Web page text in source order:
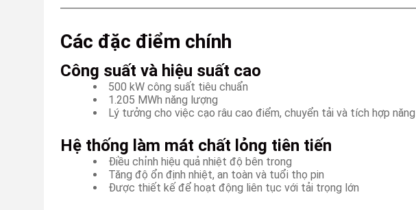
Các đặc điểm chính
Công suất và hiệu suất cao
500 kW công suất tiêu chuẩn
1.205 MWh năng lượng
Lý tưởng cho việc cạo râu cao điểm, chuyển tải và tích hợp
Hệ thống làm mát chất lỏng tiên tiến
Điều chỉnh hiệu quả nhiệt độ bên trong
Tăng độ ổn định nhiệt, an toàn và tuổi thọ pin
Được thiết kế để hoạt động liên tục với tải trọng lớn